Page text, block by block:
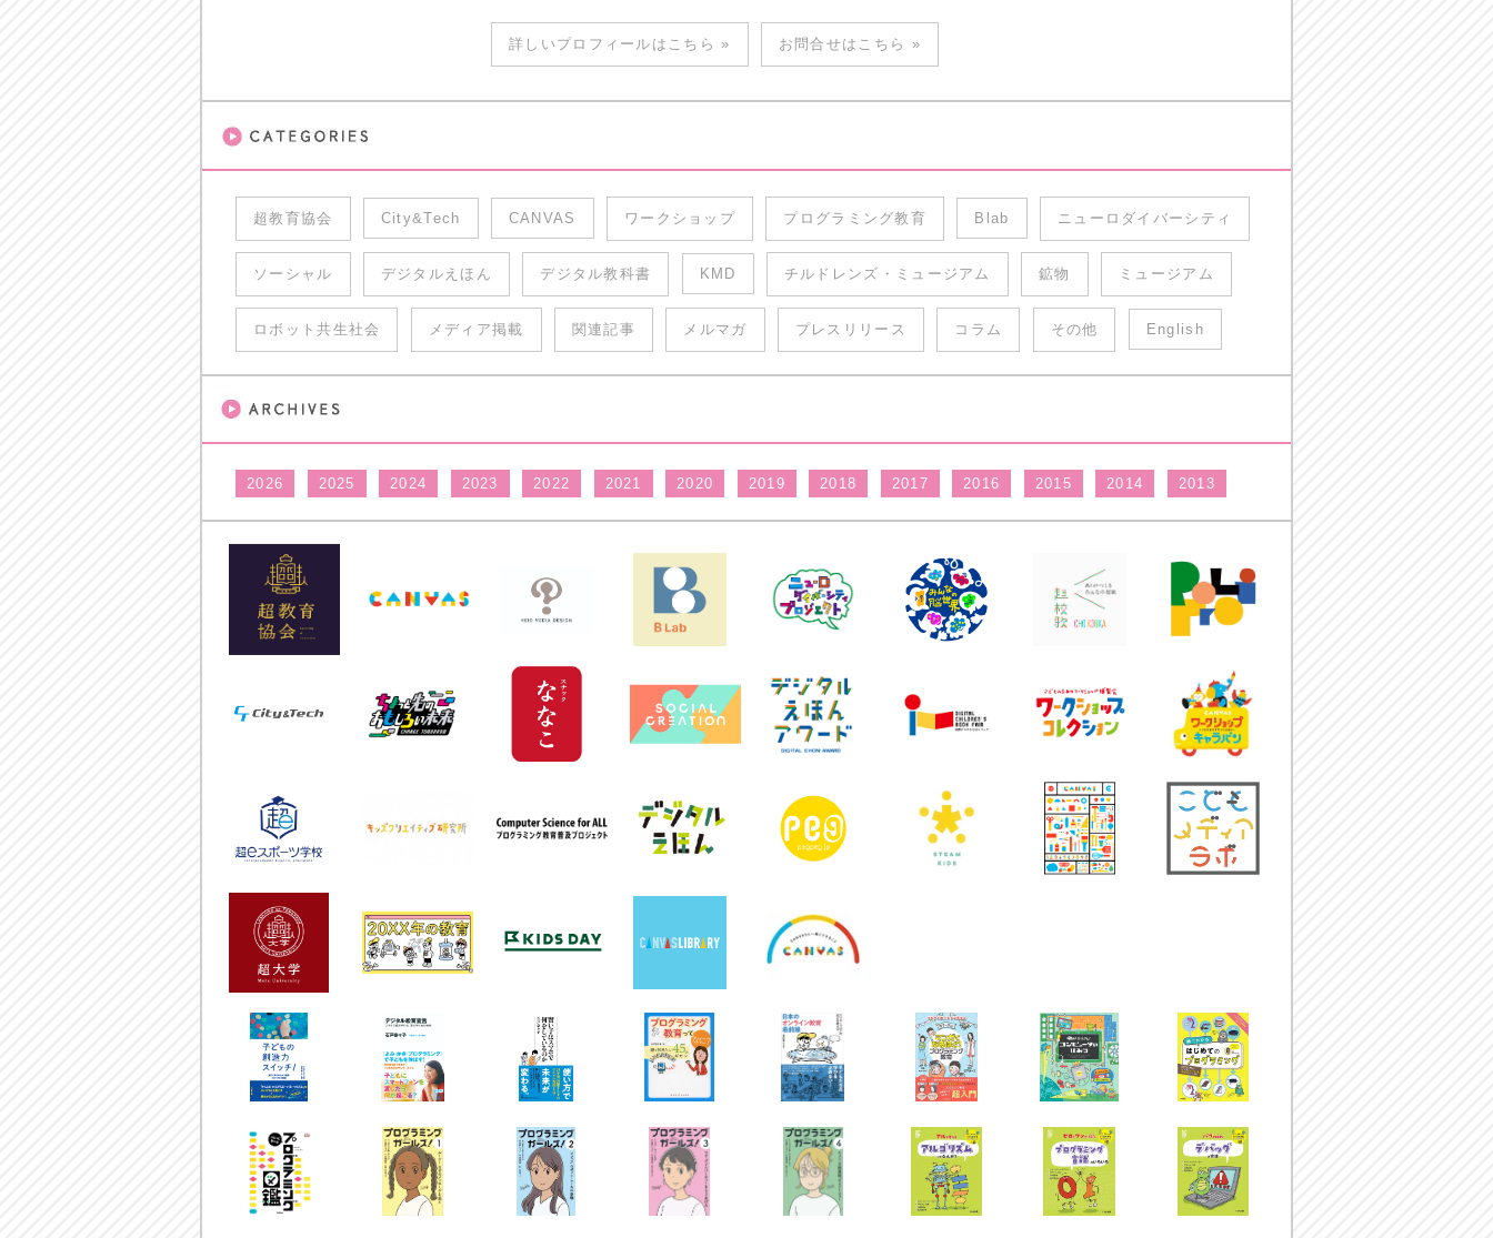
詳しいプロフィールはこちら » お問合せはこちら »
超教育協会 City&Tech CANVAS ワークショップ プログラミング教育 Blab ニューロダイバーシティ
ソーシャル デジタルえほん デジタル教科書 KMD チルドレンズ・ミュージアム 鉱物 ミュージアム
ロボット共生社会 メディア掲載 関連記事 メルマガ プレスリリース コラム その他 English
2026 2025 2024 2023 2022 2021 2020 2019 2018 2017 2016 2015 2014 2013